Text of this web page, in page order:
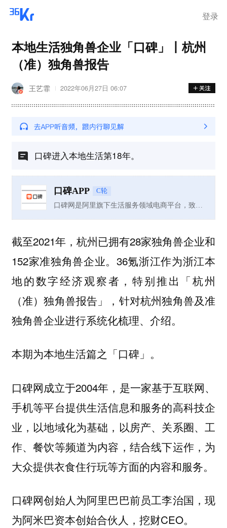
登录
本地生活独角兽企业「口碑」丨杭州
（准）独角兽报告
王艺霏 2022年06月27日 06:07
口碑进入本地生活第18年。
口碑APP C轮
截至2021年，杭州已拥有28家独角兽企业和
152家准独角兽企业。36氪浙江作为浙江本
地的数字经济观察者，特别推出「杭州
（准）独角兽报告」，针对杭州独角兽及准
独角兽企业进行系统化梳理、介绍。
本期为本地生活篇之「口碑」。
口碑网成立于2004年，是一家基于互联网、
手机等平台提供生活信息和服务的高科技企
业，以地域化为基础，以房产、关系圈、工
作、餐饮等频道为内容，结合线下运作，为
大众提供衣食住行玩等方面的内容和服务。
口碑网创始人为阿里巴巴前员工李治国，现
为阿米巴资本创始合伙人，挖财CEO。